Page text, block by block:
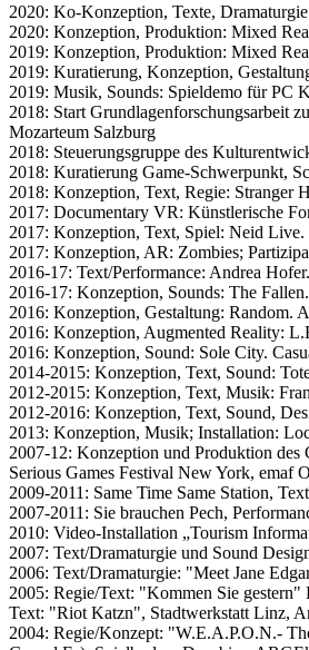
2020: Ko-Konzeption, Texte,
2020: Konzeption, Produktion: Mixed
2019: Konzeption, Produktion: Mixed
2019: Kuratierung, Konzeption,
2019: Musik, Sounds: Spieldemo für PC
2018: Start Grundlagenforschungsarbeit
Mozarteum Salzburg
2018: Steuerungsgruppe des
2018: Kuratierung Game-Schwerpunkt,
2018: Konzeption, Text, Regie: Stranger
2017: Documentary VR: Künstlerische
2017: Konzeption, Text, Spiel: Neid
2017: Konzeption, AR: Zombies;
2016-17: Text/Performance: Andrea
2016-17: Konzeption, Sounds: The
2016: Konzeption, Gestaltung: Random.
2016: Konzeption, Augmented Reality:
2016: Konzeption, Sound: Sole City.
2014-2015: Konzeption, Text, Sound:
2012-2015: Konzeption, Text, Musik:
2012-2016: Konzeption, Text, Sound,
2013: Konzeption, Musik; Installation:
2007-12: Konzeption und Produktion
Serious Games Festival New York, emaf
2009-2011: Same Time Same Station,
2007-2011: Sie brauchen Pech,
2010: Video-Installation „Tourism
2007: Text/Dramaturgie und Sound
2006: Text/Dramaturgie: "Meet Jane
2005: Regie/Text: "Kommen Sie
Text: "Riot Katzn", Stadtwerkstatt Linz,
2004: Regie/Konzept: "W.E.A.P.O.N.-